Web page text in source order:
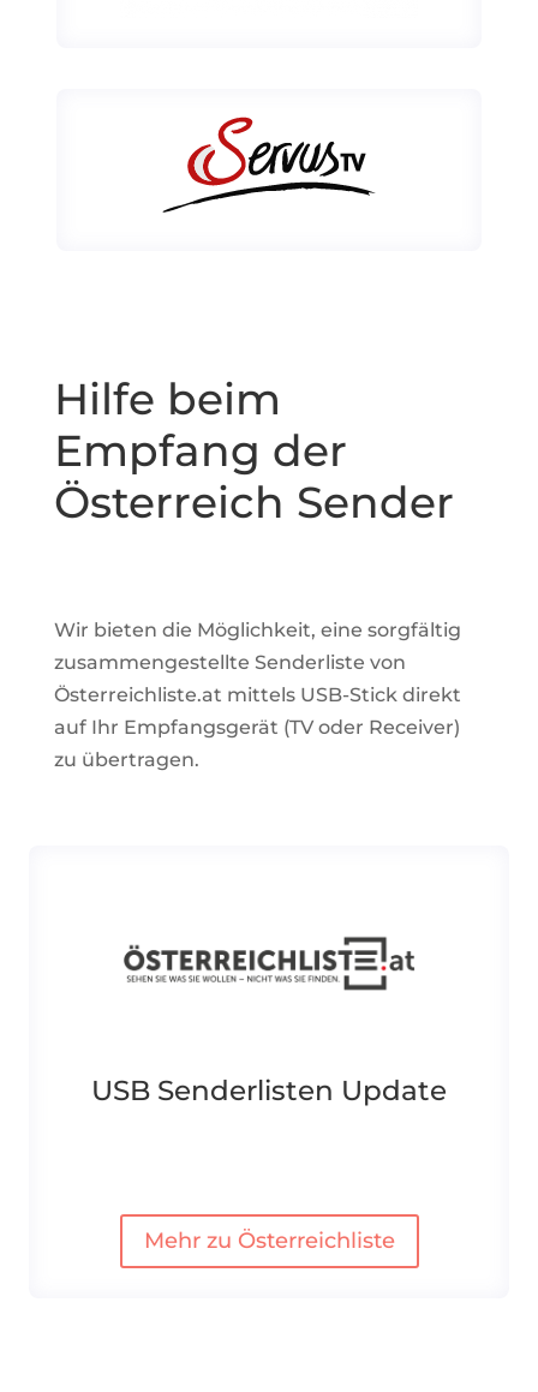
Hilfe beim
Empfang der
Österreich Sender
Wir bieten die Möglichkeit, eine sorgfältig
zusammengestellte Senderliste von
Österreichliste.at mittels USB-Stick direkt
auf Ihr Empfangsgerät (TV oder Receiver)
zu übertragen.
USB Senderlisten Update
Mehr zu Österreichliste